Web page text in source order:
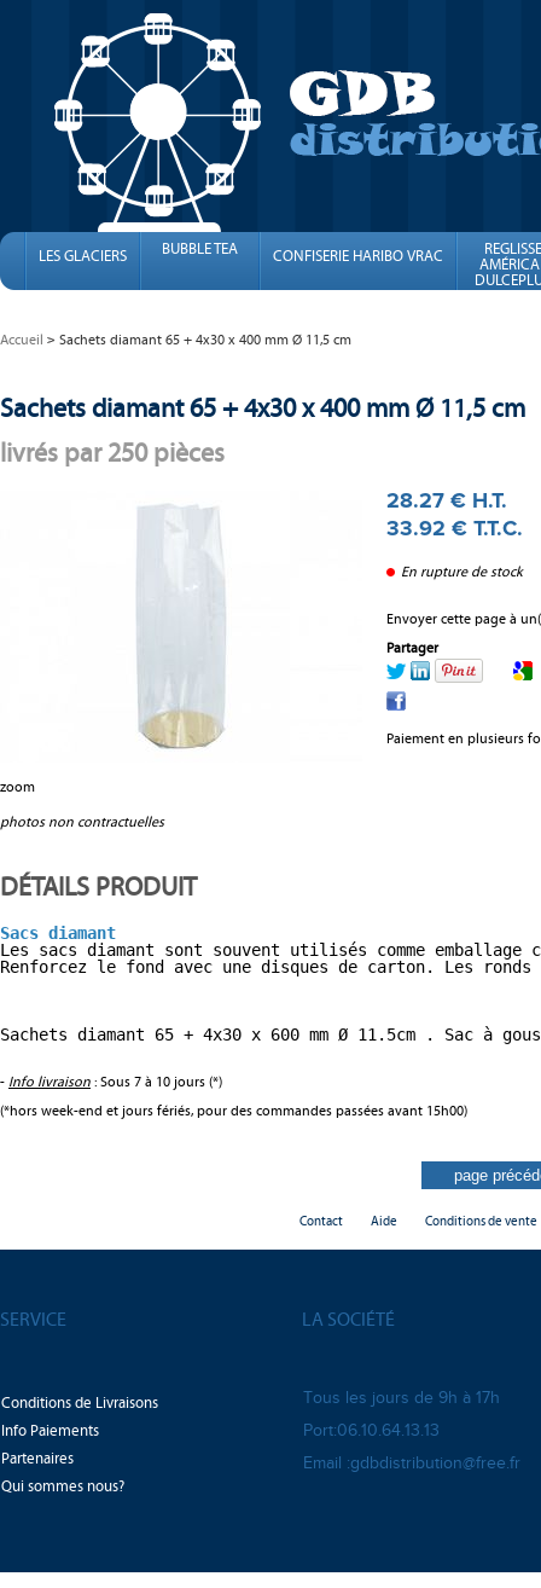
LES GLACIERS BUBBLE TEA CONFISERIE HARIBO VRAC
FINI
Accueil Sachets diamant 65 + 4x30 x 400 mm Ø 11,5 cm
Sachets diamant 65 + 4x30 x 400 mm Ø 11,5 cm
livrés par 250 pièces
zoom
photos non contractuelles
28.27 € H.T.
33.92 € T.T.C.
En rupture de stock
Envoyer cette page à
Partager
Paiement en plusieurs
DÉTAILS PRODUIT
Sacs diamant
Les sacs diamant sont souvent utilisés comme
Renforcez le fond avec une disques de carton. Les
Sachets diamant 65 + 4x30 x 600 mm Ø 11.5cm . Sac
- Info livraison : Sous 7 à 10 jours (*)
(*hors week-end et jours fériés, pour des commandes passées avant 15h00)
Contact Aide Conditions de vente
SERVICE LA SOCIÉTÉ
Conditions de Livraisons
Info Paiements
Partenaires
Qui sommes nous?
Tous les jours de 9h à 17h
Port:06.10.64.13.13
Email :gdbdistribution@free.fr